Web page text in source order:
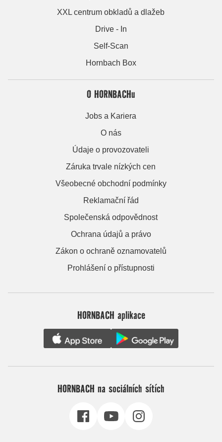
XXL centrum obkladů a dlažeb
Drive - In
Self-Scan
Hornbach Box
O HORNBACHu
Jobs a Kariera
O nás
Údaje o provozovateli
Záruka trvale nízkých cen
Všeobecné obchodní podmínky
Reklamační řád
Společenská odpovědnost
Ochrana údajů a právo
Zákon o ochraně oznamovatelů
Prohlášení o přístupnosti
HORNBACH aplikace
HORNBACH na sociálních sítích